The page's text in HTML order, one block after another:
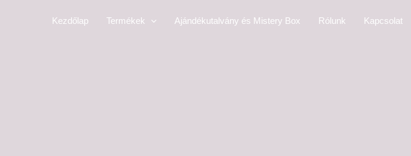
Kezdőlap Termékek Ajándékutalvány és Mistery Box Rólunk Kapcsolat